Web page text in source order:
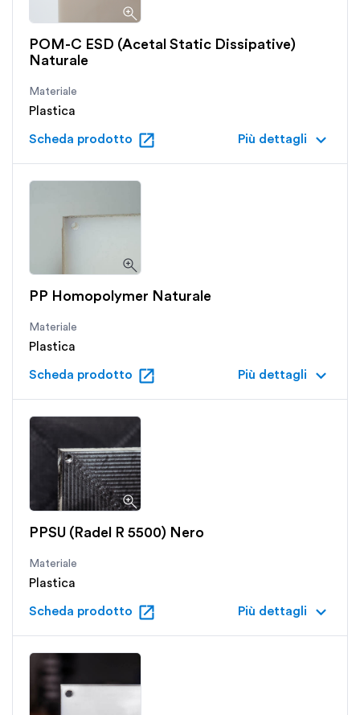
POM-C ESD (Acetal Static Dissipative)
Naturale
Materiale
Plastica
Scheda prodotto open_in_new Più dettagli keyboard_arrow_down
PP Homopolymer Naturale
Materiale
Plastica
Scheda prodotto open_in_new Più dettagli keyboard_arrow_down
PPSU (Radel R 5500) Nero
Materiale
Plastica
Scheda prodotto open_in_new Più dettagli keyboard_arrow_down